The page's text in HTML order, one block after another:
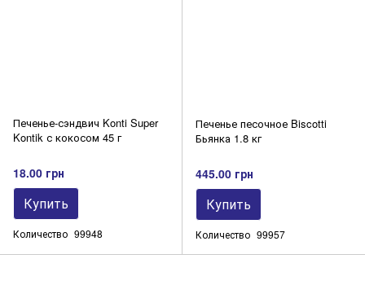
Печенье-сэндвич Konti Super
Kontik с кокосом 45 г
18.00 грн
Купить
Количество 99948
Печенье песочное Biscotti
Бьянка 1.8 кг
445.00 грн
Купить
Количество 99957